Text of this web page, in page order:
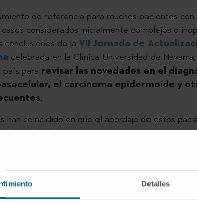
Detalles
de referencia para muchos pacientes con
considerados inicialmente complejos o
conclusiones de la VII Jornada de
celebrada en la Clínica Universidad de
para revisar las novedades en el
el carcinoma epidermoide y
.
han coincidido en que el abordaje de estos
la experiencia quirúrgica con las
de equipos multidisciplinares.
ha sido lacirugía de Mohs,
cutáneos de alto riesgo, por
al máximo el tejido sano. En una mesa